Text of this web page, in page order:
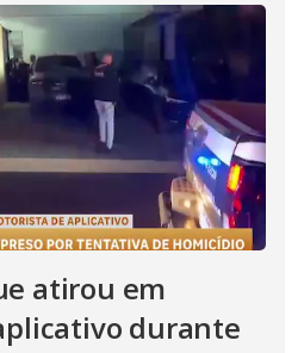
atirou em
durante